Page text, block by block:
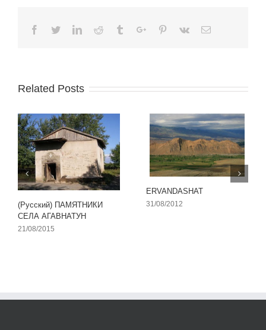
Facebook
TwitterLinkedinReddit TumblrGoogle+Pinterest
Vk Email
Related Posts
(Русский) ПАМЯТНИКИ
СЕЛА АГАВНАТУН
21/08/2015
ERVANDASHAT
31/08/2012